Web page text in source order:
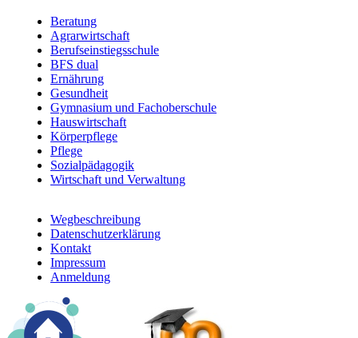
Berufsfelder
Beratung
Agrarwirtschaft
Berufseinstiegsschule
BFS dual
Ernährung
Gesundheit
Gymnasium und Fachoberschule
Hauswirtschaft
Körperpflege
Pflege
Sozialpädagogik
Wirtschaft und Verwaltung
Footer
menu
Wegbeschreibung
Datenschutzerklärung
Kontakt
Impressum
Anmeldung